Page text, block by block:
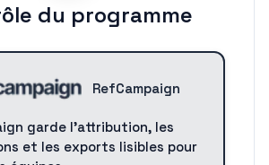
du programme
RefCampaign
garde l'attribution, les
et les exports lisibles pour